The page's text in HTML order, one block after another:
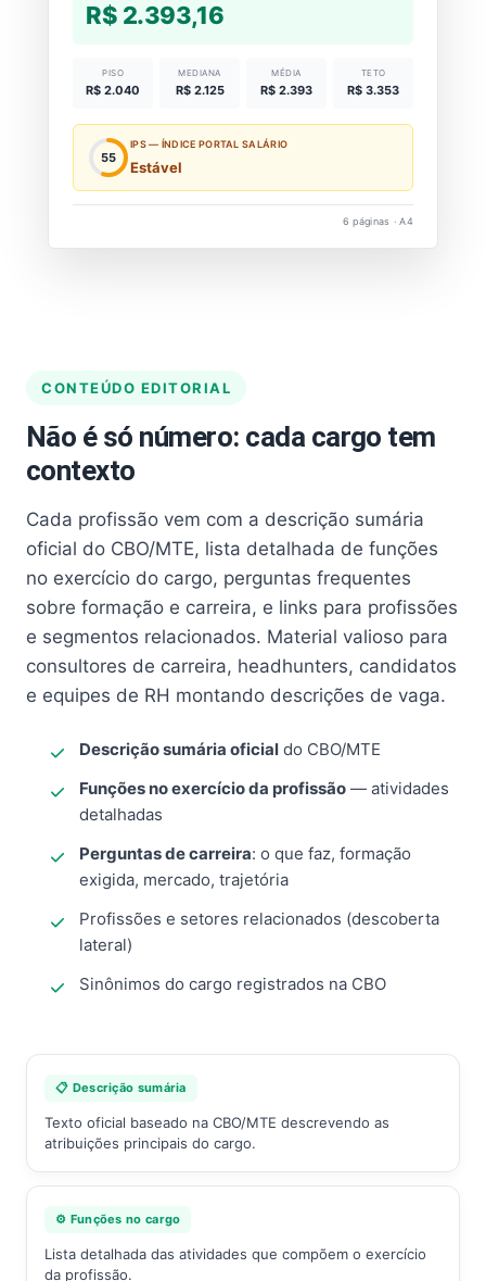
R$ 2.393,16
PISO
R$ 2.040
MEDIANA
R$ 2.125
MÉDIA
R$ 2.393
TETO
R$ 3.353
55
IPS — ÍNDICE PORTAL SALÁRIO
Estável
6 páginas · A4
CONTEÚDO EDITORIAL
Não é só número: cada cargo tem
contexto
Cada profissão vem com a descrição sumária
oficial do CBO/MTE, lista detalhada de funções
no exercício do cargo, perguntas frequentes
sobre formação e carreira, e links para profissões
e segmentos relacionados. Material valioso para
consultores de carreira, headhunters, candidatos
e equipes de RH montando descrições de vaga.
Descrição sumária oficial do CBO/MTE
Funções no exercício da profissão — atividades
detalhadas
Perguntas de carreira: o que faz, formação
exigida, mercado, trajetória
Profissões e setores relacionados (descoberta
lateral)
Sinônimos do cargo registrados na CBO
📋 Descrição sumária
Texto oficial baseado na CBO/MTE descrevendo as
atribuições principais do cargo.
⚙️ Funções no cargo
Lista detalhada das atividades que compõem o exercício
da profissão.